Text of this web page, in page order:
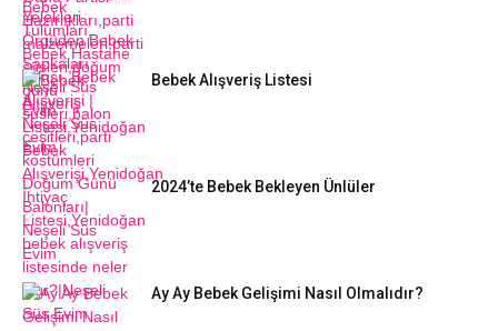
Bebek Alışveriş Listesi
2024’te Bebek Bekleyen Ünlüler
Ay Ay Bebek Gelişimi Nasıl Olmalıdır?